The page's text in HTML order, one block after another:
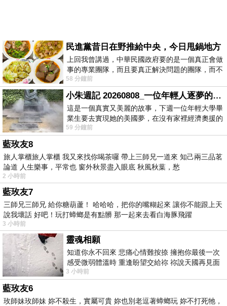
民進黨昔日在野推給中央，今日甩鍋地方
上回我曾講過，中華民國政府要的是一個真正會做
事的專業團隊，而且要真正解決問題的團隊，而不
是只會到處甩鍋的雙標團隊，最近民進黨
58 分鐘前
小朱週記 20260808_一位年輕人逐夢的真實故事
這是一個真實又美麗的故事，下週一位年輕大學畢
業生要去實現她的美國夢，在沒有家裡經濟奧援的
情況下，靠著自我努力工作累積出國基
59 分鐘前
藍玫友8
旅人掌櫃旅人掌櫃 我又來找你喝茶囉 帶上三師兄一道來 知己兩三品茗
論道 人生樂事，平常也 窗外秋景盡入眼底 秋風秋葉，愁
2 小時前
藍玫友7
三師兄三師兄 給你糖葫蘆！ 哈哈哈，把你的嘴糊起來 讓你不能跟上天
說我壞話 好吧！玩打蟑螂是有點髒 那一起來去看白海豚飛躍
3 小時前
靈魂相願
知道你永不回來 悲痛心情難按捺 擁抱你最後一次
感受微弱體溫時 重逢盼望交給祢 祢說天國再見面
此刻忍淚說別離 他日靈魂再
3 小時前
藍玫友6
玫師妹玫師妹 妳不殺生，實屬可貴 妳也別老逗著蟑螂玩 妳不打死牠，